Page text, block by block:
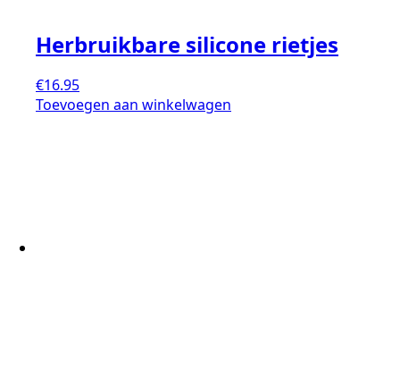
Herbruikbare silicone rietjes
€16.95
Toevoegen aan winkelwagen